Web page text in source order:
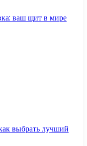
ваш щит в мире
выбрать лучший